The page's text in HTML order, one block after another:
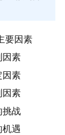
要因素
因素
因素
因素
挑战
遇